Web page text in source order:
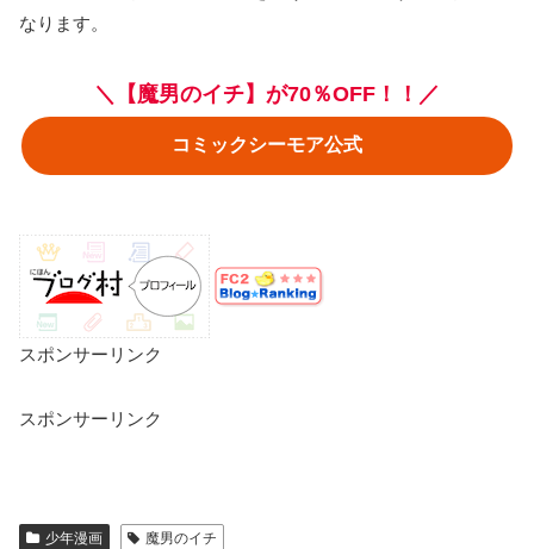
なります。
＼【魔男のイチ】が70％OFF！！／
コミックシーモア公式
スポンサーリンク
スポンサーリンク
少年漫画 魔男のイチ